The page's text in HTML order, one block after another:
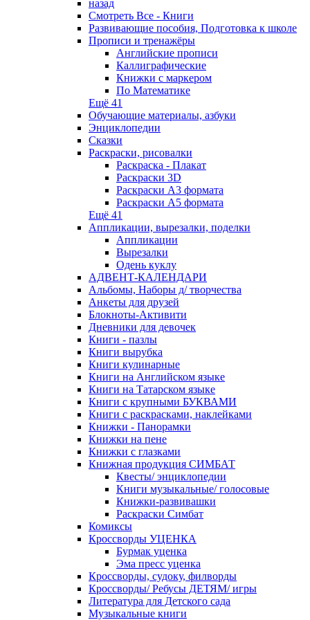
назад
Смотреть Все - Книги
Развивающие пособия, Подготовка к школе
Прописи и тренажёры
Английские прописи
Каллиграфические
Книжки с маркером
По Математике
Ещё 41
Обучающие материалы, азбуки
Энциклопедии
Сказки
Раскраски, рисовалки
Раскраска - Плакат
Раскраски 3D
Раскраски А3 формата
Раскраски А5 формата
Ещё 41
Аппликации, вырезалки, поделки
Аппликации
Вырезалки
Одень куклу
АДВЕНТ-КАЛЕНДАРИ
Альбомы, Наборы д/ творчества
Анкеты для друзей
Блокноты-Активити
Дневники для девочек
Книги - пазлы
Книги вырубка
Книги кулинарные
Книги на Английском языке
Книги на Татарском языке
Книги с крупными БУКВАМИ
Книги с раскрасками, наклейками
Книжки - Панорамки
Книжки на пене
Книжки с глазками
Книжная продукция СИМБАТ
Квесты/ энциклопедии
Книги музыкальные/ голосовые
Книжки-развивашки
Раскраски Симбат
Комиксы
Кроссворды УЦЕНКА
Бурмак уценка
Эма пресс уценка
Кроссворды, судоку, филворды
Кроссворды/ Ребусы ДЕТЯМ/ игры
Литература для Детского сада
Музыкальные книги